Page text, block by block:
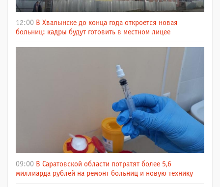
12:00 В Хвалынске до конца года откроется новая
больниц: кадры будут готовить в местном лицее
09:00 В Саратовской области потратят более 5,6
миллиарда рублей на ремонт больниц и новую технику